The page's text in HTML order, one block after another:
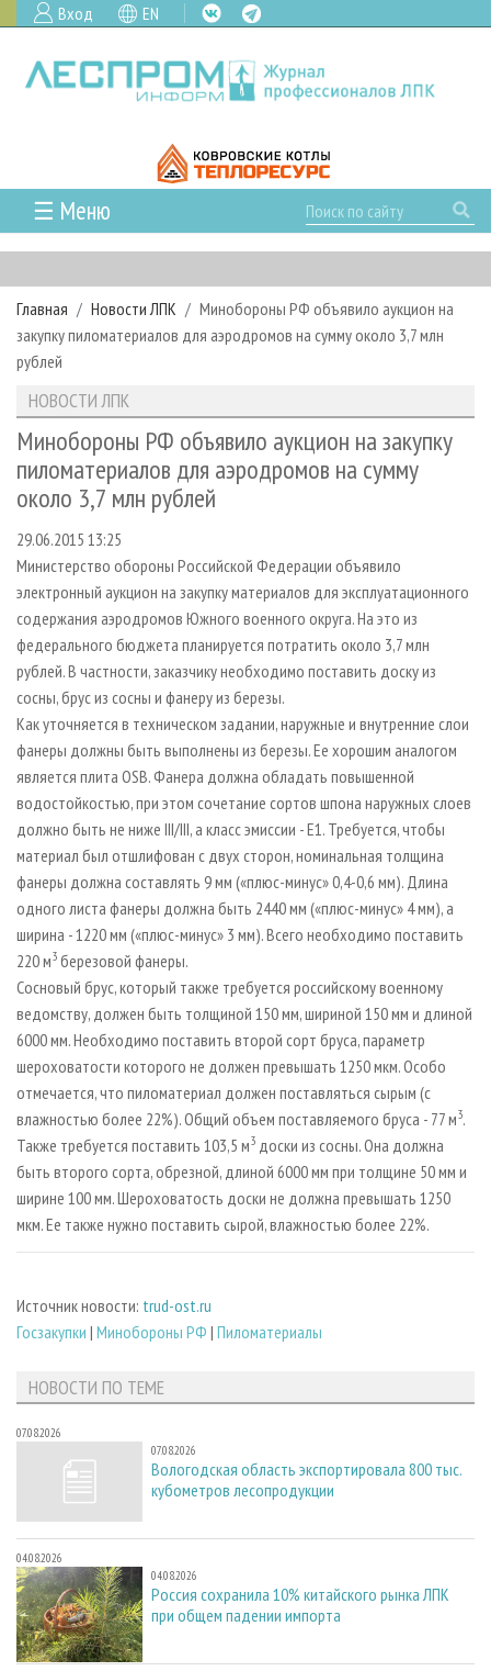
Вход EN
☰ Меню
ГЛАВНАЯ
РУБРИКИ И ТЕМЫ
РУБРИКИ ЖУРНАЛА
ЛЕСНОЕ ХОЗЯЙСТВО
ЛЕСОЗАГОТОВКА
ЛЕСОПИЛЕНИЕ
ДЕРЕВООБРАБОТКА
СУШКА ДРЕВЕСИНЫ
ПРОИЗВОДСТВО ДРЕВЕСНЫХ ПЛИТ
ДЕРЕВЯННОЕ ДОМОСТРОЕНИЕ
ПРОИЗВОДСТВО МЕБЕЛИ
БИОЭНЕРГЕТИКА
ЦБП
ИНСТРУМЕНТ И МАТЕРИАЛЫ
НОВОСТИ
КАЛЕНДАРЬ СОБЫТИЙ
НОВОСТИ ЛПК
НОВОСТИ ЖУРНАЛА
НОВОСТИ КОМПАНИЙ
ПРОЕКТЫ ЛПИ
АНАЛИТИКА
ПРЕДПРИЯТИЯ ЛПК
ЛЕСНЫЕ РЕГИОНЫ РОССИИ
ПЕРСОНЫ
МОБИЛЬНЫЕ ВЫСТАВКИ
ОФИЦИАЛЬНЫЕ ДЕЛЕГАЦИИ
ПРИОРИТЕТНЫЕ ИНВЕСТПРОЕКТЫ
RUSSIAN FORESTRY REVIEW
ГАЗЕТА ЛЕСПРОМФОРУМ
БИБЛИОТЕКА СПЕЦИАЛИСТА
АРХИВ
АРХИВ ЖУРНАЛОВ
СТАТЬИ
О ЖУРНАЛЕ
ПОДПИСКА
КОНТАКТЫ
РЕКЛАМОДАТЕЛЯМ
РЕКЛАМА
РЕКЛАМА НА САЙТЕ
Главная Новости ЛПК
Минобороны РФ объявило аукцион на
закупку пиломатериалов для аэродромов на сумму около 3,7 млн
рублей
НОВОСТИ ЛПК
Минобороны РФ объявило аукцион на закупку
пиломатериалов для аэродромов на сумму
около 3,7 млн рублей
29.06.2015 13:25
Министерство обороны Российской Федерации объявило
электронный аукцион на закупку материалов для эксплуатационного
содержания аэродромов Южного военного округа. На это из
федерального бюджета планируется потратить около 3,7 млн
рублей. В частности, заказчику необходимо поставить доску из
сосны, брус из сосны и фанеру из березы.
Как уточняется в техническом задании, наружные и внутренние слои
фанеры должны быть выполнены из березы. Ее хорошим аналогом
является плита OSB. Фанера должна обладать повышенной
водостойкостью, при этом сочетание сортов шпона наружных слоев
должно быть не ниже III/III, а класс эмиссии - Е1. Требуется, чтобы
материал был отшлифован с двух сторон, номинальная толщина
фанеры должна составлять 9 мм («плюс-минус» 0,4-0,6 мм). Длина
одного листа фанеры должна быть 2440 мм («плюс-минус» 4 мм), а
ширина - 1220 мм («плюс-минус» 3 мм). Всего необходимо поставить
220 м3 березовой фанеры.
Сосновый брус, который также требуется российскому военному
ведомству, должен быть толщиной 150 мм, шириной 150 мм и длиной
6000 мм. Необходимо поставить второй сорт бруса, параметр
шероховатости которого не должен превышать 1250 мкм. Особо
отмечается, что пиломатериал должен поставляться сырым (с
влажностью более 22%). Общий объем поставляемого бруса - 77 м3.
Также требуется поставить 103,5 м3 доски из сосны. Она должна
быть второго сорта, обрезной, длиной 6000 мм при толщине 50 мм и
ширине 100 мм. Шероховатость доски не должна превышать 1250
мкм. Ее также нужно поставить сырой, влажностью более 22%.
Источник новости: trud-ost.ru
Госзакупки | Минобороны РФ | Пиломатериалы
НОВОСТИ ПО ТЕМЕ
07.08.2026
07.08.2026
Вологодская область экспортировала 800 тыс.
кубометров лесопродукции
04.08.2026
04.08.2026
Россия сохранила 10% китайского рынка ЛПК
при общем падении импорта